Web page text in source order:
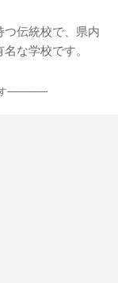
伝統校で、県内
な学校です。